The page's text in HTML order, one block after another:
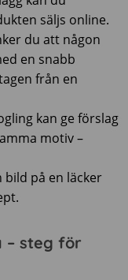
säljs online.
du att någon
en snabb
från en
kan ge förslag
motiv –
bild på en läcker
– steg för